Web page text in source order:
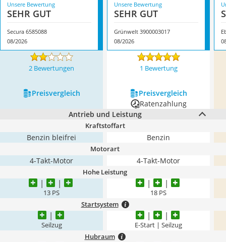
Unsere Bewertung
SEHR GUT
Secura 6585088
08/2026
Unsere Bewertung
SEHR GUT
Grünwelt 3900003017
08/2026
2 Bewertungen 1 Bewertung
Preis­vergleich
Preis­vergleich
Ratenzahlung
Antrieb und Leistung
Kraftstoffart
Benzin bleifrei Benzin
Motorart
4-Takt-Motor 4-Takt-Motor
Hohe Leistung
13 PS 18 PS
Startsystem
Seilzug E-Start | Seilzug
Hubraum